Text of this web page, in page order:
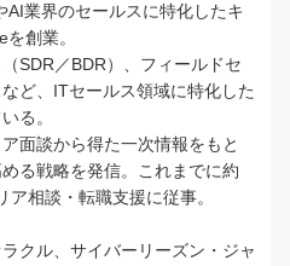
業界のセールスに特化したキ
創業。
SDR／BDR）、フィールドセ
ど、ITセールス領域に特化した
る。
面談から得た一次情報をもと
る戦略を発信。これまでに約
相談・転職支援に従事。
クル、サイバーリーズン・ジャ